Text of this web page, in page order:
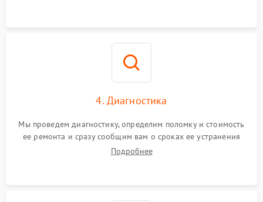
4. Диагностика
Мы проведем диагностику, определим поломку и стоимость
ее ремонта и сразу сообщим вам о сроках ее устранения
Подробнее